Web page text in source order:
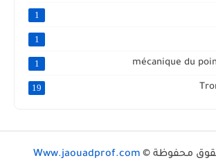
1
1
1
19
محفوظة © Www.jaouadprof.com